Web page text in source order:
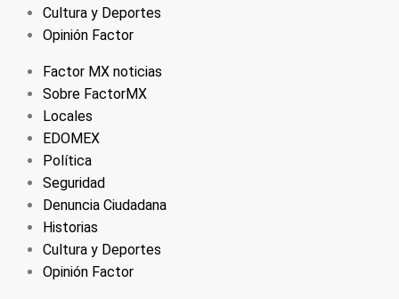
Cultura y Deportes
Opinión Factor
Factor MX noticias
Sobre FactorMX
Locales
EDOMEX
Política
Seguridad
Denuncia Ciudadana
Historias
Cultura y Deportes
Opinión Factor